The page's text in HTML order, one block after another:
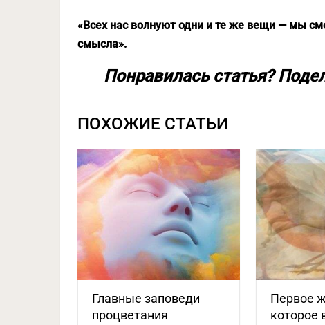
«Всех нас волнуют одни и те же вещи — мы
смысла».
Понравилась статья?
ПОХОЖИЕ СТАТЬИ
Главные заповеди
процветания
Первое
которое